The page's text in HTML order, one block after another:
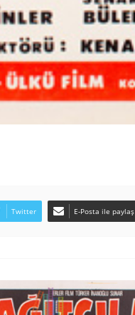
Twitter E-Posta ile paylaş